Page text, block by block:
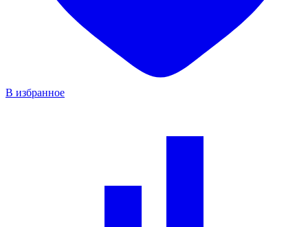
В избранное